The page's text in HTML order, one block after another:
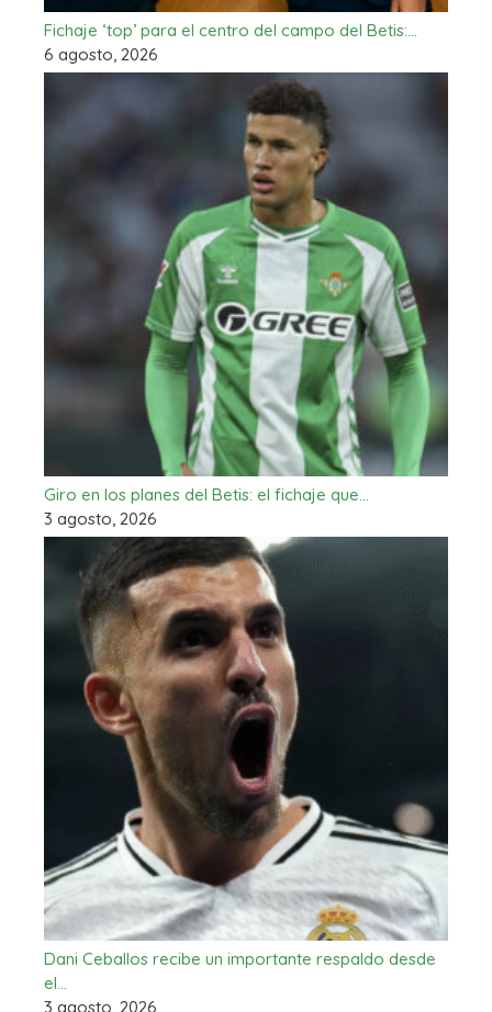
Fichaje ‘top’ para el centro del campo del Betis:…
6 agosto, 2026
Giro en los planes del Betis: el fichaje que…
3 agosto, 2026
Dani Ceballos recibe un importante respaldo desde
el…
3 agosto, 2026